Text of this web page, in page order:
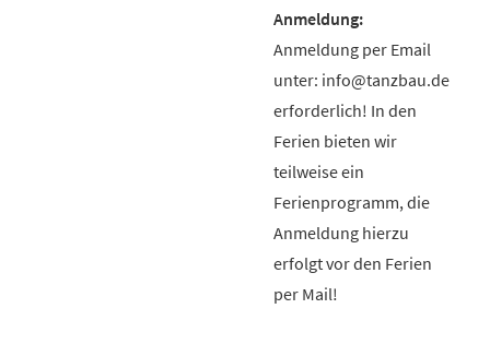
Anmeldung per Email
unter: info@tanzbau.de
erforderlich! In den
Ferien bieten wir
teilweise ein
Ferienprogramm, die
Anmeldung hierzu
erfolgt vor den Ferien
per Mail!